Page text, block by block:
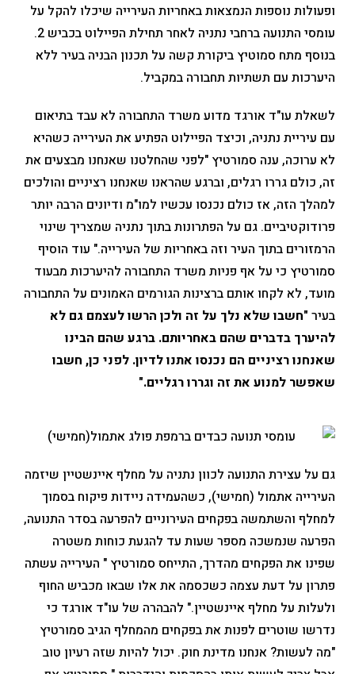
ופעולות נוספות הנמצאות באחריות העירייה שיכלו להקל על
עומסי התנועה ברחבי נתניה לאחר תחילת הפיילוט בכביש 2.
בנוסף מתח סמוטיץ ביקורת קשה על תכנון הבניה בעיר ללא
היערכות עם תשתיות תחבורה במקביל.
לשאלת עו"ד אורגד מדוע משרד התחבורה לא עבד בתיאום
עם עיריית נתניה, וכיצד הפיילוט הפתיע את העירייה כשהיא
לא ערוכה, ענה סמורטיץ "לפני שהחלטנו שאנחנו מבצעים את
זה, כולם גררו רגלים, וברגע שהראנו שאנחנו רציניים והולכים
למהלך הזה, אז כולם נכנסו עכשיו למו"מ ודיונים הרבה יותר
פרודוקטיביים. גם על הפתרונות בתוך נתניה שמצריך שינוי
הרמזורים בתוך העיר וזה באחריות של העירייה." עוד הוסיף
סמורטיץ כי על אף פניות משרד התחבורה להיערכות מבעוד
מועד, לא לקחו אותם ברצינות הגורמים האמונים על התחבורה
בעיר "חשבו שלא נלך על זה ולכן הרשו לעצמם גם לא
להיערך בדברים שהם באחריותם. ‌ברגע שהם הבינו
שאנחנו רציניים הם נכנסו אתנו לדיון. לפני כן, חשבו
שאפשר למנוע את זה וגררו רגליים."
גם על עצירת התנועה לכוון נתניה על מחלף איינשטיין שיזמה
העירייה אתמול (חמישי), כשהעמידה ניידות פיקוח בסמוך
למחלף והשתמשה בפקחים העירוניים להפרעה בסדר התנועה,
הפרעה שנמשכה מספר שעות עד להגעת כוחות משטרה
שפינו את הפקחים מהדרך, התייחס סמורטיץ " העירייה עשתה
פתרון על דעת עצמה כשכסמה את אלו שבאו מכביש החוף
ולעלות על מחלף איינשטיין." להבהרה של עו"ד אורגד כי
נדרשו שוטרים לפנות את בפקחים מהמחלף הגיב סמורטיץ
"מה לעשות? אנחנו מדינת חוק. יכול להיות שזה רעיון טוב